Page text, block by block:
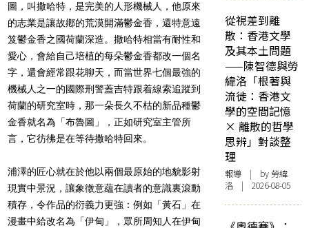
圖，叫撒哈特，是完美的人形機械人，他原來
的志業是讓故鄕的荒漠開滿鬱金香，還特意遠
笈鬱金香之國荷蘭深造。撒哈特相當有耐性和
愛心，會給自己培植的每朵鬱金香都改一個名
字，還會經常跟花聊天，而當世界七個最強的
機械人之一的國際刑警蓋吉特跟着線索追蹤到
荷蘭的研究室時，那一朵長久不枯的新品種鬱
金香就名為「布魯圖」，正如研究室主管所
言，它彷彿是在等待撒哈特回來。
浦澤的匠心就在於他以兩個最原始的地貌影射
現實中景況，讓象徵意藴在讀者的意識裏滾動
積存，令作品的衍義力更強：例如「黃石」在
漫畫中給改名為「伊甸」，眾所周知人在伊甸
從視差到離
散：香港文學
及其本土問題
——陳智德與勞
緯洛「根著與
流徙：香港文
學的空間記憶
× 離散的哲學
思辨」對談整
理
報導 | by 勞緯
洛 | 2026-08-05